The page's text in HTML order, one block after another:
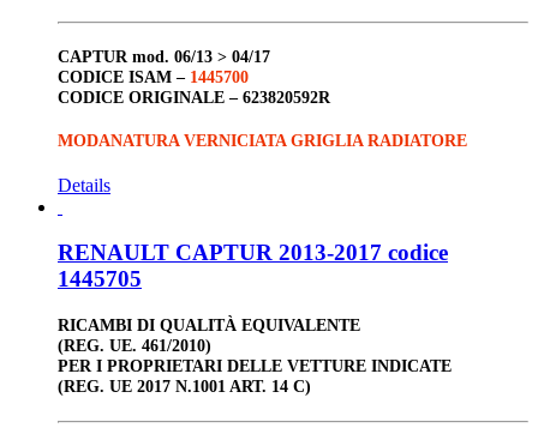
CAPTURmod. 06/13 > 04/17
CODICE ISAM – 1445700
CODICE ORIGINALE – 623820592R
MODANATURA VERNICIATA GRIGLIA RADIATORE
Details
RENAULT CAPTUR 2013-2017 codice
1445705
RICAMBI DI QUALITÀ EQUIVALENTE
(REG. UE. 461/2010)
PER I PROPRIETARI DELLE VETTURE INDICATE
(REG. UE 2017 N.1001 ART. 14 C)